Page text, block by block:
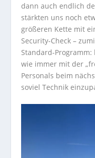
dann auch endlich
stärkten uns noch
größeren Kette mit
Security-Check –
Standard-Programm:
wie immer mit der
Personals beim
soviel Technik